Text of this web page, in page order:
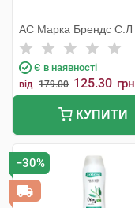
АС Марка Брендс С.Л
Є в наявності
від 179.00 125.30 грн
КУПИТИ
−30%